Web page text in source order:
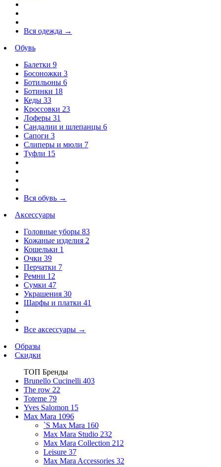
Вся одежда →
Обувь
Балетки 9
Босоножки 3
Ботильоны 6
Ботинки 18
Кеды 33
Кроссовки 23
Лоферы 31
Сандалии и шлепанцы 6
Сапоги 3
Слиперы и мюли 7
Туфли 15
Вся обувь →
Аксессуары
Головные уборы 83
Кожаные изделия 2
Кошельки 1
Очки 39
Перчатки 7
Ремни 12
Сумки 47
Украшения 30
Шарфы и платки 41
Все аксессуары →
Образы
Скидки
ТОП Бренды
Brunello Cucinelli 403
The row 22
Toteme 79
Yves Salomon 15
Max Mara 1096
`S Max Mara 160
Max Mara Studio 232
Max Mara Collection 212
Leisure 37
Max Mara Accessories 32